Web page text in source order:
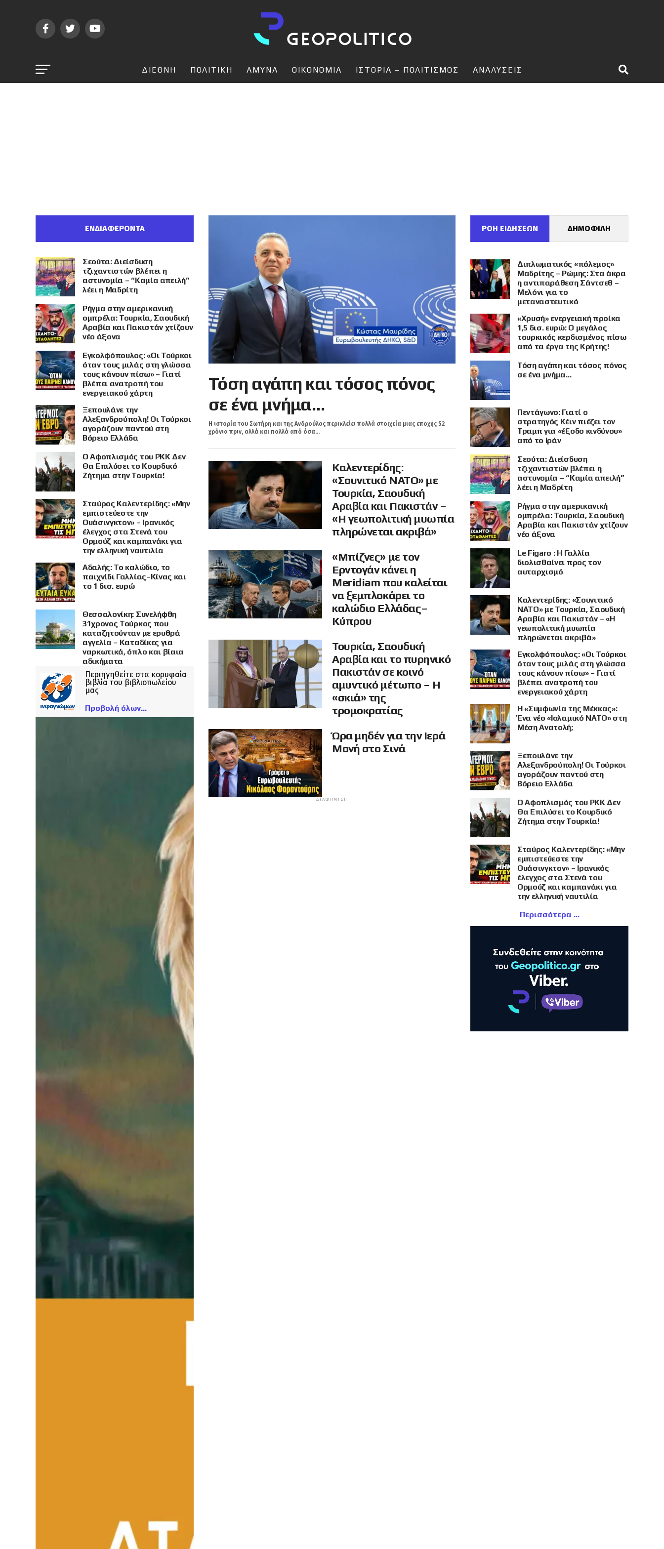
ΔΙΕΘΝΗ ΠΟΛΙΤΙΚΗ ΑΜΥΝΑ ΟΙΚΟΝΟΜΙΑ ΙΣΤΟΡΙΑ – ΠΟΛΙΤΙΣΜΟΣ ΑΝΑΛΥΣΕΙΣ
Τόση αγάπη και τόσος πόνος
σε ένα μνήμα…
Η ιστορία του Σωτήρη και της Ανδρούλας περικλείει πολλά στοιχεία μιας εποχής 52
χρόνια πριν, αλλά και πολλά από όσα...
Καλεντερίδης:
«Σουνιτικό ΝΑΤΟ» με
Τουρκία, Σαουδική
Αραβία και Πακιστάν –
«Η γεωπολιτική μυωπία
πληρώνεται ακριβά»
«Μπίζνες» με τον
Ερντογάν κάνει η
Meridiam που καλείται
να ξεμπλοκάρει το
καλώδιο Ελλάδας–
Κύπρου
Τουρκία, Σαουδική
Αραβία και το πυρηνικό
Πακιστάν σε κοινό
αμυντικό μέτωπο – Η
«σκιά» της
τρομοκρατίας
Ώρα μηδέν για την Ιερά
Μονή στο Σινά
ΔΙΑΦΉΜΙΣΗ
ΕΝΔΙΑΦΕΡΟΝΤΑ
Σεούτα: Διείσδυση
τζιχαντιστών βλέπει η
αστυνομία – “Καμία απειλή”
λέει η Μαδρίτη
Ρήγμα στην αμερικανική
ομπρέλα: Τουρκία, Σαουδική
Αραβία και Πακιστάν χτίζουν
νέο άξονα
Εγκολφόπουλος: «Οι Τούρκοι
όταν τους μιλάς στη γλώσσα
τους κάνουν πίσω» – Γιατί
βλέπει ανατροπή του
ενεργειακού χάρτη
Ξεπουλάνε την
Αλεξανδρούπολη! Οι Τούρκοι
αγοράζουν παντού στη
Βόρειο Ελλάδα
Ο Αφοπλισμός του PKK Δεν
Θα Επιλύσει το Κουρδικό
Ζήτημα στην Τουρκία!
Σταύρος Καλεντερίδης: «Μην
εμπιστεύεστε την
Ουάσινγκτον» – Ιρανικός
έλεγχος στα Στενά του
Ορμούζ και καμπανάκι για
την ελληνική ναυτιλία
Αδαλής: Το καλώδιο, το
παιχνίδι Γαλλίας–Κίνας και
το 1 δισ. ευρώ
Θεσσαλονίκη: Συνελήφθη
31χρονος Τούρκος που
καταζητούνταν με ερυθρά
αγγελία – Καταδίκες για
ναρκωτικά, όπλο και βίαια
αδικήματα
Περιηγηθείτε στα κορυφαία
βιβλία του βιβλιοπωλείου
μας
Προβολή όλων
ΡΟΗ ΕΙΔΗΣΕΩΝ ΔΗΜΟΦΙΛΗ
Διπλωματικός «πόλεμος»
Μαδρίτης – Ρώμης: Στα άκρα
η αντιπαράθεση Σάντσεθ –
Μελόνι για το
μεταναστευτικό
«Χρυσή» ενεργειακή προίκα
1,5 δισ. ευρώ: Ο μεγάλος
τουρκικός κερδισμένος πίσω
από τα έργα της Κρήτης!
Τόση αγάπη και τόσος πόνος
σε ένα μνήμα…
Πεντάγωνο: Γιατί ο
στρατηγός Κέιν πιέζει τον
Τραμπ για «έξοδο κινδύνου»
από το Ιράν
Σεούτα: Διείσδυση
τζιχαντιστών βλέπει η
αστυνομία – “Καμία απειλή”
λέει η Μαδρίτη
Ρήγμα στην αμερικανική
ομπρέλα: Τουρκία, Σαουδική
Αραβία και Πακιστάν χτίζουν
νέο άξονα
Le Figaro : Η Γαλλία
διολισθαίνει προς τον
αυταρχισμό
Καλεντερίδης: «Σουνιτικό
ΝΑΤΟ» με Τουρκία, Σαουδική
Αραβία και Πακιστάν – «Η
γεωπολιτική μυωπία
πληρώνεται ακριβά»
Εγκολφόπουλος: «Οι Τούρκοι
όταν τους μιλάς στη γλώσσα
τους κάνουν πίσω» – Γιατί
βλέπει ανατροπή του
ενεργειακού χάρτη
Η «Συμφωνία της Μέκκας»:
Ένα νέο «Ισλαμικό ΝΑΤΟ» στη
Μέση Ανατολή;
Ξεπουλάνε την
Αλεξανδρούπολη! Οι Τούρκοι
αγοράζουν παντού στη
Βόρειο Ελλάδα
Ο Αφοπλισμός του PKK Δεν
Θα Επιλύσει το Κουρδικό
Ζήτημα στην Τουρκία!
Σταύρος Καλεντερίδης: «Μην
εμπιστεύεστε την
Ουάσινγκτον» – Ιρανικός
έλεγχος στα Στενά του
Ορμούζ και καμπανάκι για
την ελληνική ναυτιλία
Περισσότερα